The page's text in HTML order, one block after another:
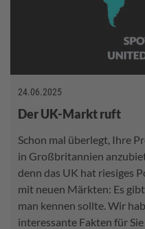
24.06.2025
Der UK-Markt ruft
Schon mal überlegt, Ihre
in Großbritannien
denn das UK hat riesiges
mit neuen Märkten: Es
man kennen sollte. Wir
interessante Fakten für